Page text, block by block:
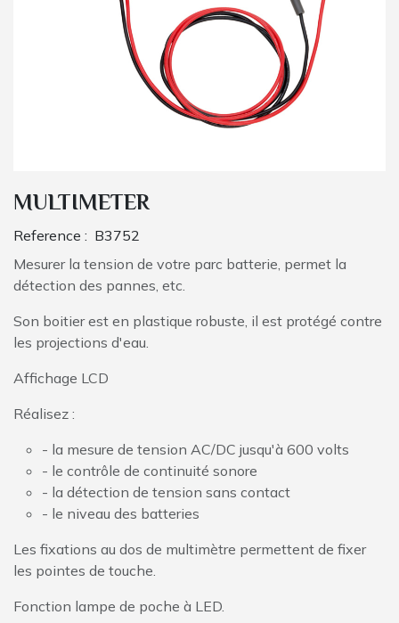
MULTIMETER
Reference : B3752
Mesurer la tension de votre parc batterie, permet la
détection des pannes, etc.
Son boitier est en plastique robuste, il est protégé contre
les projections d'eau.
Affichage LCD
Réalisez :
- la mesure de tension AC/DC jusqu'à 600 volts
- le contrôle de continuité sonore
- la détection de tension sans contact
- le niveau des batteries
Les fixations au dos de multimètre permettent de fixer
les pointes de touche.
Fonction lampe de poche à LED.